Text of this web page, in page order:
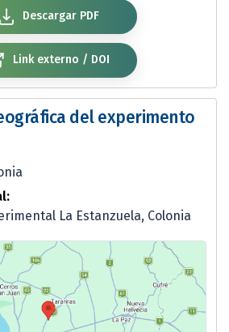
Descargar PDF
Link externo / DOI
del experimento
La Estanzuela, Colonia